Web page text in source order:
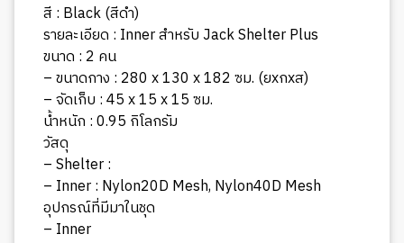
สี : Black (สีดำ)
รายละเอียด : Inner สำหรับ Jack Shelter Plus
ขนาด : 2 คน
– ขนาดกาง : 280 x 130 x 182 ซม. (ยxกxส)
– จัดเก็บ : 45 x 15 x 15 ซม.
น้ำหนัก : 0.95 กิโลกรัม
วัสดุ
– Shelter :
– Inner : Nylon20D Mesh, Nylon40D Mesh
อุปกรณ์ที่มีมาในชุด
– Inner